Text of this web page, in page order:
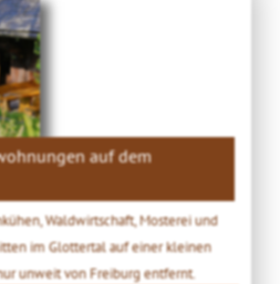
auf dem
Waldwirtschaft, Mosterei und
im Glottertal auf einer kleinen
unweit von Freiburg entfernt.